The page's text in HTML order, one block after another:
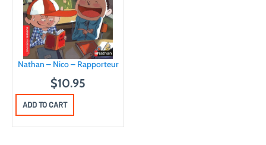
Nathan – Nico – Rapporteur
$10.95
ADD TO CART